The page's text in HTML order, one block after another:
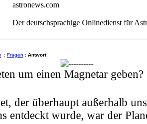
astronews.com
Der deutschsprachige Onlinedienst für
: Fragen : Antwort
um einen Magnetar geben?
der überhaupt außerhalb
entdeckt wurde, war der